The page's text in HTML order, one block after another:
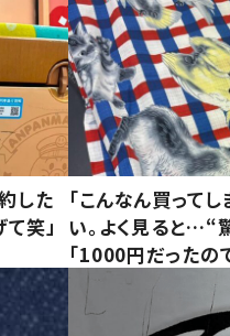
した
笑」
「こんなん買って
い。よく見ると…“
「1000円だったので